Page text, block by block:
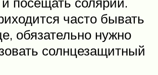
часто бывать
обязательно нужно
солнцезащитный